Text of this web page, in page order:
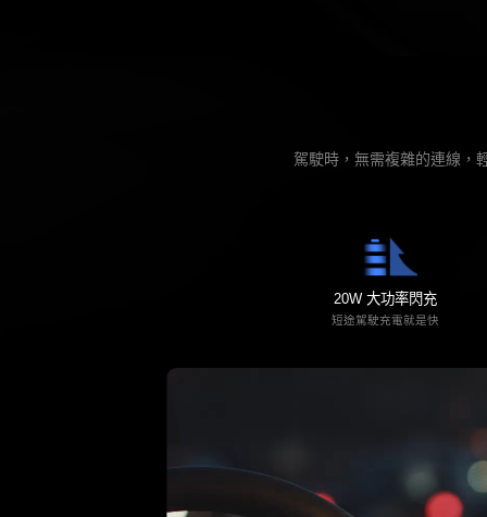
駕駛時，無需複雜的連線，
20W 大功率閃充
短途駕駛充電就是快